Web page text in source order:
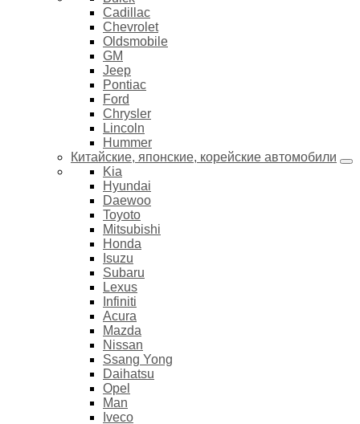
Cadillac
Chevrolet
Oldsmobile
GM
Jeep
Pontiac
Ford
Chrysler
Lincoln
Hummer
Китайские, японские, корейские автомобили
Kia
Hyundai
Daewoo
Toyoto
Mitsubishi
Honda
Isuzu
Subaru
Lexus
Infiniti
Acura
Mazda
Nissan
Ssang Yong
Daihatsu
Opel
Man
Iveco